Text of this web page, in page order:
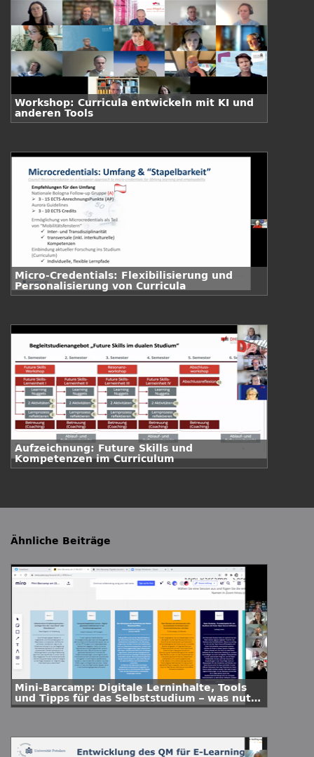
Workshop: Curricula entwickeln mit KI und
anderen Tools
Micro-Credentials: Flexibilisierung und
Personalisierung von Curricula
Aufzeichnung: Future Skills und
Kompetenzen im Curriculum
Ähnliche Beiträge
Mini-Barcamp: Digitale Lerninhalte, Tools
und Tipps für das Selbststudium – was nutzt
die Community?